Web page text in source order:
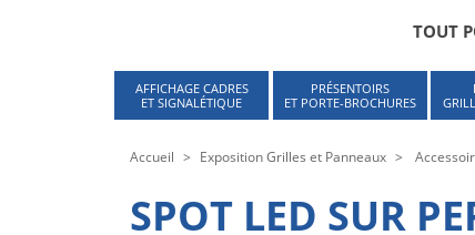
TOUT
AFFICHAGE CADRES
ET SIGNALÉTIQUE
PRÉSENTOIRS
ET PORTE-BROCHURES
Accueil Exposition Grilles et Panneaux
SPOT LED SUR